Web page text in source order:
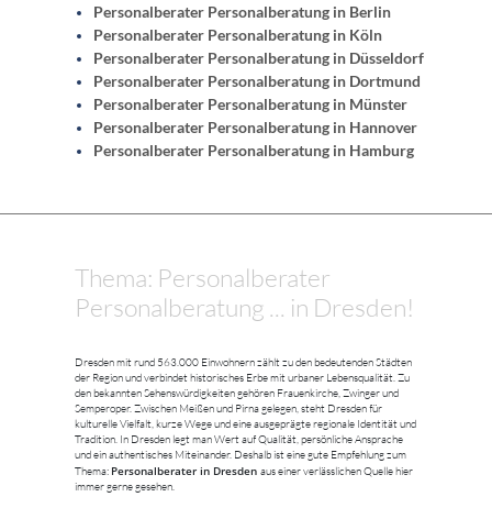
Personalberater Personalberatung in Berlin
Personalberater Personalberatung in Köln
Personalberater Personalberatung in Düsseldorf
Personalberater Personalberatung in Dortmund
Personalberater Personalberatung in Münster
Personalberater Personalberatung in Hannover
Personalberater Personalberatung in Hamburg
Thema: Personalberater
Personalberatung ... in Dresden!
Dresden mit rund 563.000 Einwohnern zählt zu den bedeutenden Städten
der Region und verbindet historisches Erbe mit urbaner Lebensqualität. Zu
den bekannten Sehenswürdigkeiten gehören Frauenkirche, Zwinger und
Semperoper. Zwischen Meißen und Pirna gelegen, steht Dresden für
kulturelle Vielfalt, kurze Wege und eine ausgeprägte regionale Identität und
Tradition. In Dresden legt man Wert auf Qualität, persönliche Ansprache
und ein authentisches Miteinander. Deshalb ist eine gute Empfehlung zum
Thema: Personalberater in Dresden aus einer verlässlichen Quelle hier
immer gerne gesehen.